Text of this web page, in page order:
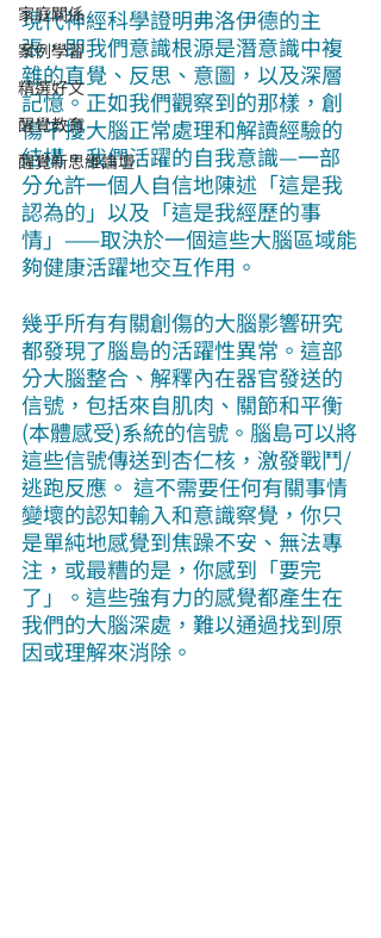
家庭關係
案例學習
精選好文
醒覺教育
醒覺新思維論壇
現代神經科學證明弗洛伊德的主
張，即我們意識根源是潛意識中複
雜的直覺、反思、意圖，以及深層
記憶。正如我們觀察到的那樣，創
傷干擾大腦正常處理和解讀經驗的
結構。我們活躍的自我意識—一部
分允許一個人自信地陳述「這是我
認為的」以及「這是我經歷的事
情」——取決於一個這些大腦區域能
夠健康活躍地交互作用。
幾乎所有有關創傷的大腦影響研究
都發現了腦島的活躍性異常。這部
分大腦整合、解釋內在器官發送的
信號，包括來自肌肉、關節和平衡
(本體感受)系統的信號。腦島可以將
這些信號傳送到杏仁核，激發戰鬥/
逃跑反應。 這不需要任何有關事情
變壞的認知輸入和意識察覺，你只
是單純地感覺到焦躁不安、無法專
注，或最糟的是，你感到「要完
了」。這些強有力的感覺都產生在
我們的大腦深處，難以通過找到原
因或理解來消除。